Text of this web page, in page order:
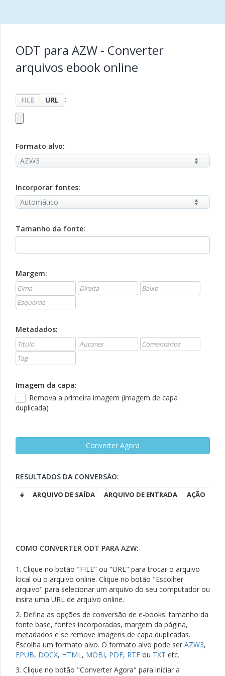
ODT para AZW - Converter
arquivos ebook online
FILE URL :
Formato alvo:
Incorporar fontes:
Tamanho da fonte:
Margem:
Metadados:
Imagem da capa:
Remova a primeira imagem (imagem de capa
duplicada)
RESULTADOS DA CONVERSÃO:
# ARQUIVO DE SAÍDA ARQUIVO DE ENTRADA AÇÃO
COMO CONVERTER ODT PARA AZW:
1. Clique no botão "FILE" ou "URL" para trocar o arquivo
local ou o arquivo online. Clique no botão "Escolher
arquivo" para selecionar um arquivo do seu computador ou
insira uma URL de arquivo online.
2. Defina as opções de conversão de e-books: tamanho da
fonte base, fontes incorporadas, margem da página,
metadados e se remove imagens de capa duplicadas.
Escolha um formato alvo. O formato alvo pode ser AZW3,
EPUB, DOCX, HTML, MOBI, PDF, RTF ou TXT etc.
3. Clique no botão "Converter Agora" para iniciar a